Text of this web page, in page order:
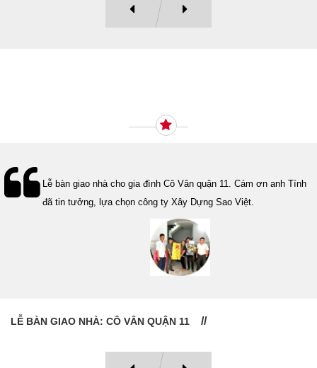
Lễ bàn giao nhà cho gia đình Cô Vân quận 11. Cám ơn anh Tính
đã tin tưởng, lựa chọn công ty Xây Dựng Sao Việt.
LỄ BÀN GIAO NHÀ: CÔ VÂN QUẬN 11